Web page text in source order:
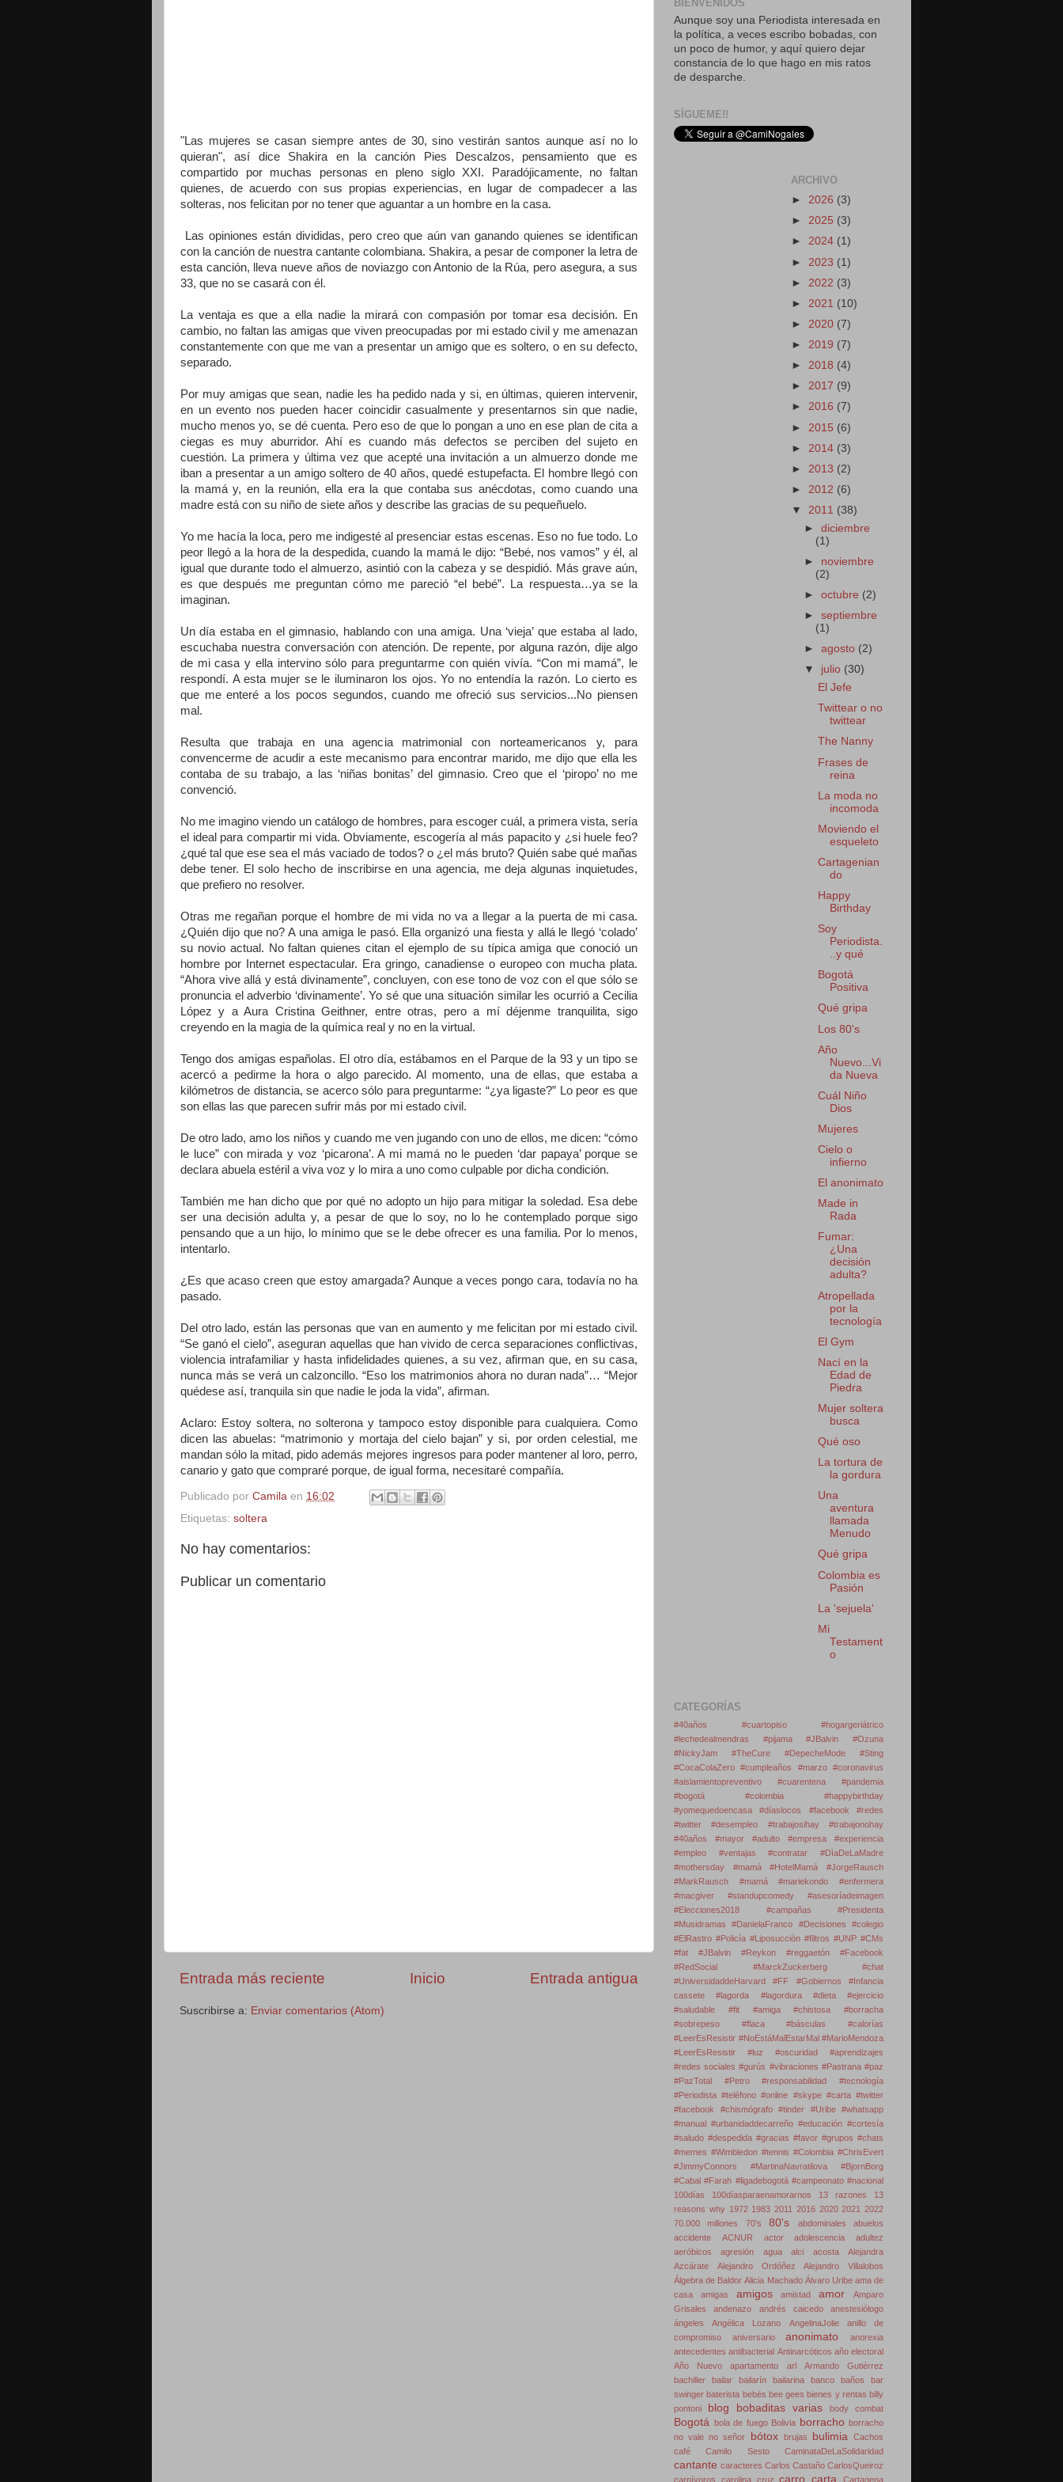
"Las mujeres se casan siempre antes de 30, sino vestirán santos aunque así no lo
quieran", así dice Shakira en la canción Pies Descalzos, pensamiento que es
compartido por muchas personas en pleno siglo XXI. Paradójicamente, no faltan
quienes, de acuerdo con sus propias experiencias, en lugar de compadecer a las
solteras, nos felicitan por no tener que aguantar a un hombre en la casa.
Las opiniones están divididas, pero creo que aún van ganando quienes se identifican
con la canción de nuestra cantante colombiana. Shakira, a pesar de componer la letra de
esta canción, lleva nueve años de noviazgo con Antonio de la Rúa, pero asegura, a sus
33, que no se casará con él.
La ventaja es que a ella nadie la mirará con compasión por tomar esa decisión. En
cambio, no faltan las amigas que viven preocupadas por mi estado civil y me amenazan
constantemente con que me van a presentar un amigo que es soltero, o en su defecto,
separado.
Por muy amigas que sean, nadie les ha pedido nada y si, en últimas, quieren intervenir,
en un evento nos pueden hacer coincidir casualmente y presentarnos sin que nadie,
mucho menos yo, se dé cuenta. Pero eso de que lo pongan a uno en ese plan de cita a
ciegas es muy aburridor. Ahí es cuando más defectos se perciben del sujeto en
cuestión. La primera y última vez que acepté una invitación a un almuerzo donde me
iban a presentar a un amigo soltero de 40 años, quedé estupefacta. El hombre llegó con
la mamá y, en la reunión, ella era la que contaba sus anécdotas, como cuando una
madre está con su niño de siete años y describe las gracias de su pequeñuelo.
Yo me hacía la loca, pero me indigesté al presenciar estas escenas. Eso no fue todo. Lo
peor llegó a la hora de la despedida, cuando la mamá le dijo: “Bebé, nos vamos” y él, al
igual que durante todo el almuerzo, asintió con la cabeza y se despidió. Más grave aún,
es que después me preguntan cómo me pareció “el bebé”. La respuesta…ya se la
imaginan.
Un día estaba en el gimnasio, hablando con una amiga. Una ‘vieja’ que estaba al lado,
escuchaba nuestra conversación con atención. De repente, por alguna razón, dije algo
de mi casa y ella intervino sólo para preguntarme con quién vivía. “Con mi mamá”, le
respondí. A esta mujer se le iluminaron los ojos. Yo no entendía la razón. Lo cierto es
que me enteré a los pocos segundos, cuando me ofreció sus servicios...No piensen
mal.
Resulta que trabaja en una agencia matrimonial con norteamericanos y, para
convencerme de acudir a este mecanismo para encontrar marido, me dijo que ella les
contaba de su trabajo, a las ‘niñas bonitas’ del gimnasio. Creo que el ‘piropo’ no me
convenció.
No me imagino viendo un catálogo de hombres, para escoger cuál, a primera vista, sería
el ideal para compartir mi vida. Obviamente, escogería al más papacito y ¿si huele feo?
¿qué tal que ese sea el más vaciado de todos? o ¿el más bruto? Quién sabe qué mañas
debe tener. El solo hecho de inscribirse en una agencia, me deja algunas inquietudes,
que prefiero no resolver.
Otras me regañan porque el hombre de mi vida no va a llegar a la puerta de mi casa.
¿Quién dijo que no? A una amiga le pasó. Ella organizó una fiesta y allá le llegó ‘colado’
su novio actual. No faltan quienes citan el ejemplo de su típica amiga que conoció un
hombre por Internet espectacular. Era gringo, canadiense o europeo con mucha plata.
“Ahora vive allá y está divinamente”, concluyen, con ese tono de voz con el que sólo se
pronuncia el adverbio ‘divinamente’. Yo sé que una situación similar les ocurrió a Cecilia
López y a Aura Cristina Geithner, entre otras, pero a mí déjenme tranquilita, sigo
creyendo en la magia de la química real y no en la virtual.
Tengo dos amigas españolas. El otro día, estábamos en el Parque de la 93 y un tipo se
acercó a pedirme la hora o algo parecido. Al momento, una de ellas, que estaba a
kilómetros de distancia, se acerco sólo para preguntarme: “¿ya ligaste?” Lo peor es que
son ellas las que parecen sufrir más por mi estado civil.
De otro lado, amo los niños y cuando me ven jugando con uno de ellos, me dicen: “cómo
le luce” con mirada y voz ‘picarona’. A mi mamá no le pueden ‘dar papaya’ porque se
declara abuela estéril a viva voz y lo mira a uno como culpable por dicha condición.
También me han dicho que por qué no adopto un hijo para mitigar la soledad. Esa debe
ser una decisión adulta y, a pesar de que lo soy, no lo he contemplado porque sigo
pensando que a un hijo, lo mínimo que se le debe ofrecer es una familia. Por lo menos,
intentarlo.
¿Es que acaso creen que estoy amargada? Aunque a veces pongo cara, todavía no ha
pasado.
Del otro lado, están las personas que van en aumento y me felicitan por mi estado civil.
“Se ganó el cielo”, aseguran aquellas que han vivido de cerca separaciones conflictivas,
violencia intrafamiliar y hasta infidelidades quienes, a su vez, afirman que, en su casa,
nunca más se verá un calzoncillo. “Eso los matrimonios ahora no duran nada”… “Mejor
quédese así, tranquila sin que nadie le joda la vida”, afirman.
Aclaro: Estoy soltera, no solterona y tampoco estoy disponible para cualquiera. Como
dicen las abuelas: “matrimonio y mortaja del cielo bajan” y si, por orden celestial, me
mandan sólo la mitad, pido además mejores ingresos para poder mantener al loro, perro,
canario y gato que compraré porque, de igual forma, necesitaré compañía.
Publicado por Camila en 16:02
Etiquetas: soltera
No hay comentarios:
Publicar un comentario
Entrada más reciente Entrada antigua
Inicio
Suscribirse a: Enviar comentarios (Atom)
BIENVENIDOS
Aunque soy una Periodista interesada en
la política, a veces escribo bobadas, con
un poco de humor, y aquí quiero dejar
constancia de lo que hago en mis ratos
de desparche.
SÍGUEME!!
ARCHIVO
► 2026 (3)
► 2025 (3)
► 2024 (1)
► 2023 (1)
► 2022 (3)
► 2021 (10)
► 2020 (7)
► 2019 (7)
► 2018 (4)
► 2017 (9)
► 2016 (7)
► 2015 (6)
► 2014 (3)
► 2013 (2)
► 2012 (6)
▼ 2011 (38)
►diciembre
(1)
► noviembre
(2)
►octubre (2)
►septiembre
(1)
►agosto (2)
▼ julio (30)
El Jefe
Twittear o no
twittear
The Nanny
Frases de
reina
La moda no
incomoda
Moviendo el
esqueleto
Cartagenian
do
Happy
Birthday
Soy
Periodista.
..y qué
Bogotá
Positiva
Qué gripa
Los 80's
Año
Nuevo...Vi
da Nueva
Cuál Niño
Dios
Mujeres
Cielo o
infierno
El anonimato
Made in
Rada
Fumar:
¿Una
decisión
adulta?
Atropellada
por la
tecnología
El Gym
Nací en la
Edad de
Piedra
Mujer soltera
busca
Qué oso
La tortura de
la gordura
Una
aventura
llamada
Menudo
Qué gripa
Colombia es
Pasión
La 'sejuela'
Mi
Testament
o
CATEGORÍAS
#40años #cuartopiso #hogargeriátrico
#lechedealmendras #pijama #JBalvin #Ozuna
#NickyJam #TheCure #DepecheMode #Sting
#CocaColaZero
#cumpleaños #marzo #coronavirus
#aislamientopreventivo #cuarentena #pandemia
#bogotá #colombia #happybirthday
#yomequedoencasa #díaslocos #facebook #redes
#twitter
#desempleo #trabajosihay #trabajonohay
#40años #mayor #adulto #empresa #experiencia
#empleo #ventajas #contratar
#DìaDeLaMadre
#mothersday #mamá #HotelMamá #JorgeRausch
#MarkRausch #mamá #mariekondo #enfermera
#macgiver #standupcomedy #asesoríadeimagen
#Elecciones2018 #campañas #Presidenta
#Musidramas #DanielaFranco #Decisiones #colegio
#ElRastro #Policía #Liposucción #filtros #UNP #CMs
#fat #JBalvin #Reykon #reggaetón
#Facebook
#RedSocial #MarckZuckerberg #chat
#UniversidaddeHarvard
#FF #Gobiernos
#Infancia
cassete
#lagorda #lagordura #dieta #ejercicio
#saludable #fit #amiga #chistosa #borracha
#sobrepeso #flaca #básculas #calorías
#LeerEsResistir #NoEstáMalEstarMal #MarioMendoza
#LeerEsResistir #luz #oscuridad #aprendizajes
#redes sociales #gurús #vibraciones #Pastrana #paz
#PazTotal
#Petro #responsabilidad
#tecnología
#Periodista #teléfono #online #skype #carta #twitter
#facebook #chismógrafo #tinder
#Uribe
#whatsapp
#manual #urbanidaddecarreño #educación #cortesía
#saludo #despedida #gracias #favor #grupos #chats
#memes #Wimbledon #tennis #Colombia #ChrisEvert
#JimmyConnors #MartinaNavratilova #BjornBorg
#Cabal #Farah #ligadebogotá #campeonato #nacional
100días
100díasparaenamorarnos 13 razones
13
reasons why 1972 1983 2011 2016 2020 2021
2022
70.000 millones
70's 80's abdominales
abuelos
accidente
ACNUR actor adolescencia
adultez
aeróbicos
agresión agua alci acosta
Alejandra
Azcárate
Alejandro Ordóñez
Alejandro Villalobos
Álgebra de Baldor Alicia Machado Álvaro Uribe ama de
casa
amigas amigos amistad amor
Amparo
Grisales
andenazo andrés caicedo
anestesiólogo
ángeles
Angélica Lozano AngelinaJolie
anillo de
compromiso
aniversario anonimato
anorexia
antecedentes antibacterial Antinarcóticos año electoral
Año Nuevo
apartamento arl
Armando Gutiérrez
bachiller
bailar bailarín bailarina banco baños
bar
swinger baterista bebés bee gees bienes y rentas billy
pontoni
blog bobaditas varias body combat
Bogotá bola de fuego Bolivia borracho borracho
no vale no señor
bótox brujas bulimia Cachos
café
Camilo Sesto CaminataDeLaSolidaridad
cantante caracteres Carlos Castaño CarlosQueiroz
carnívoros
carolina cruz carro carta Cartagena